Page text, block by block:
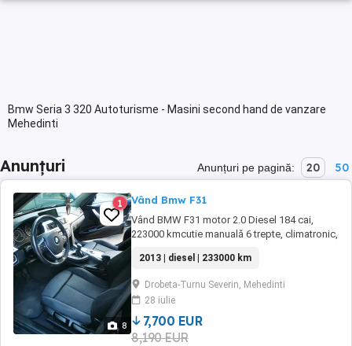
Bmw Seria 3 320 Autoturisme - Masini second hand de vanzare
Mehedinti
Anunțuri Anunțuri pe pagină: 20 50
8
1 Vând Bmw F31
Vând BMW F31 motor 2.0 Diesel 184 cai,
223000 kmcutie manuală 6 trepte, climatronic,
hedap ul display, senzori ploaie, lumini,
senzori parcare față spate cu afișare pe
display, navigație prin satelit actualizata la zi,
haion electric și multe altele dotări. ...
2013 | diesel | 233000 km
Drobeta-Turnu Severin, Mehedinti
28 iulie
7,700 EUR
8,190 EUR